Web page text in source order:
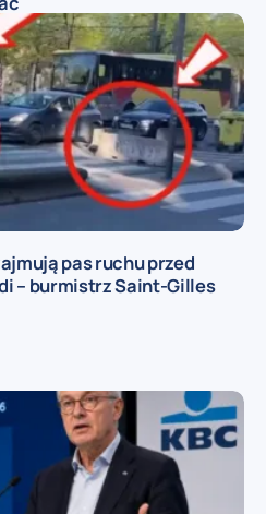
pas ruchu przed
– burmistrz Saint-Gilles